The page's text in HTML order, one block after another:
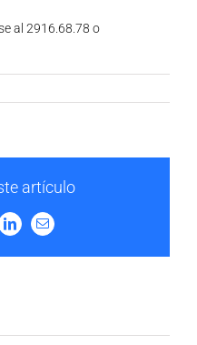
al 2916.68.78 o
artículo
LinkedInEmail